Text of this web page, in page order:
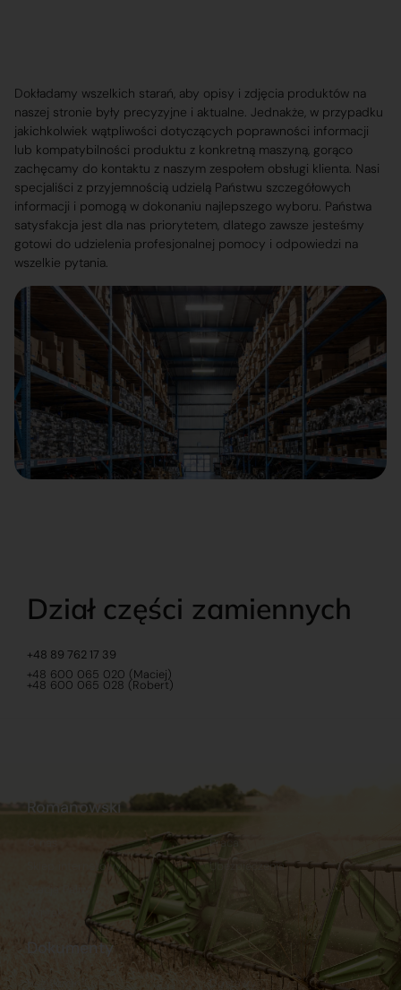
Dokładamy wszelkich starań, aby opisy i zdjęcia produktów na
naszej stronie były precyzyjne i aktualne. Jednakże, w przypadku
jakichkolwiek wątpliwości dotyczących poprawności informacji
lub kompatybilności produktu z konkretną maszyną, gorąco
zachęcamy do kontaktu z naszym zespołem obsługi klienta. Nasi
specjaliści z przyjemnością udzielą Państwu szczegółowych
informacji i pomogą w dokonaniu najlepszego wyboru. Państwa
satysfakcja jest dla nas priorytetem, dlatego zawsze jesteśmy
gotowi do udzielenia profesjonalnej pomocy i odpowiedzi na
wszelkie pytania.
Dział części zamiennych
+48 89 762 17 39
+48 600 065 020 (Maciej)
+48 600 065 028 (Robert)
Dokumenty
Regulamin Dostawy
Romanowski
Sklep internetowy
Praca
Ubezpieczenia